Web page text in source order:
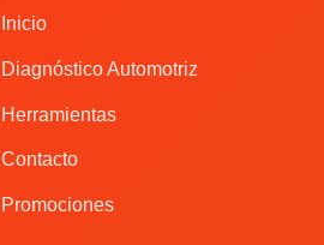
Inicio
Diagnóstico Automotriz
Herramientas
Contacto
Promociones